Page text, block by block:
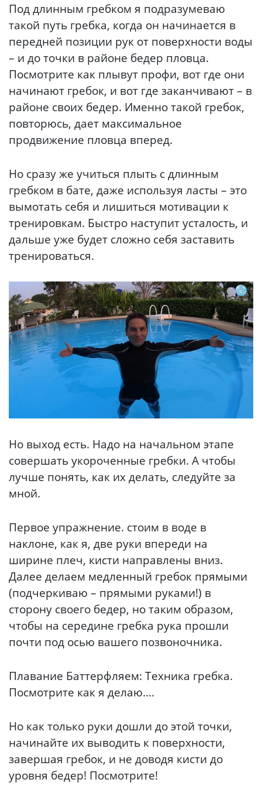
Под длинным гребком я подразумеваю
такой путь гребка, когда он начинается в
передней позиции рук от поверхности воды
– и до точки в районе бедер пловца.
Посмотрите как плывут профи, вот где они
начинают гребок, и вот где заканчивают – в
районе своих бедер. Именно такой гребок,
повторюсь, дает максимальное
продвижение пловца вперед.
Но сразу же учиться плыть с длинным
гребком в бате, даже используя ласты – это
вымотать себя и лишиться мотивации к
тренировкам. Быстро наступит усталость, и
дальше уже будет сложно себя заставить
тренироваться.
Но выход есть. Надо на начальном этапе
совершать укороченные гребки. А чтобы
лучше понять, как их делать, следуйте за
мной.
Первое упражнение. стоим в воде в
наклоне, как я, две руки впереди на
ширине плеч, кисти направлены вниз.
Далее делаем медленный гребок прямыми
(подчеркиваю – прямыми руками!) в
сторону своего бедер, но таким образом,
чтобы на середине гребка рука прошли
почти под осью вашего позвоночника.
Плавание Баттерфляем: Техника гребка.
Посмотрите как я делаю....
Но как только руки дошли до этой точки,
начинайте их выводить к поверхности,
завершая гребок, и не доводя кисти до
уровня бедер! Посмотрите!